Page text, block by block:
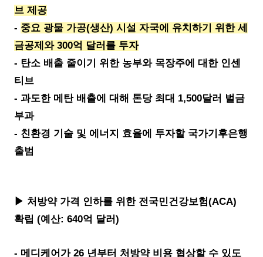
브 제공
- 중요 광물 가공(생산) 시설 자국에 유치하기 위한 세
금공제와 300억 달러를 투자
- 탄소 배출 줄이기 위한 농부와 목장주에 대한 인센
티브
- 과도한 메탄 배출에 대해 톤당 최대 1,500달러 벌금
부과
- 친환경 기술 및 에너지 효율에 투자할 국가기후은행
출범
▶ 처방약 가격 인하를 위한 전국민건강보험(ACA)
확립 (예산: 640억 달러)
- 메디케어가 26 년부터 처방약 비용 협상할 수 있도